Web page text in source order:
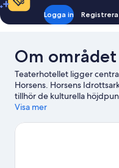
Logga in
Om området
Teaterhotellet ligger
Horsens. Horsens
tillhör de kulturella
sevärdheter hittar du
Det finns en golfbana i
Visa mer